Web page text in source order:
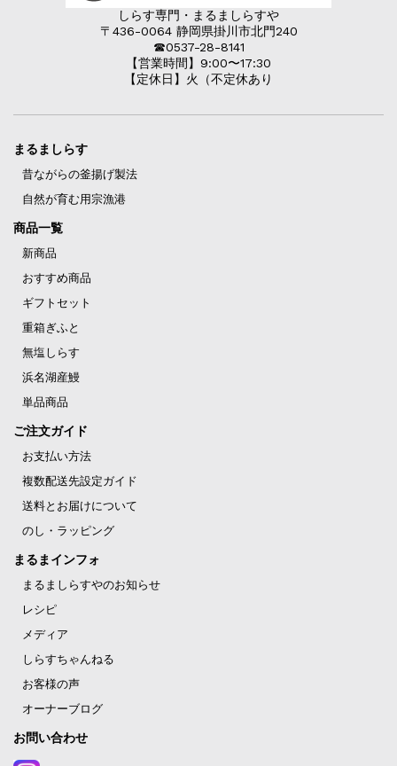
しらす専門・まるましらすや
〒436-0064 静岡県掛川市北門240
☎︎0537-28-8141
【営業時間】9:00〜17:30
【定休日】火（不定休あり
まるましらす
昔ながらの釜揚げ製法
自然が育む用宗漁港
商品一覧
新商品
おすすめ商品
ギフトセット
重箱ぎふと
無塩しらす
浜名湖産鰻
単品商品
ご注文ガイド
お支払い方法
複数配送先設定ガイド
送料とお届けについて
のし・ラッピング
まるまインフォ
まるましらすやのお知らせ
レシピ
メディア
しらすちゃんねる
お客様の声
オーナーブログ
お問い合わせ